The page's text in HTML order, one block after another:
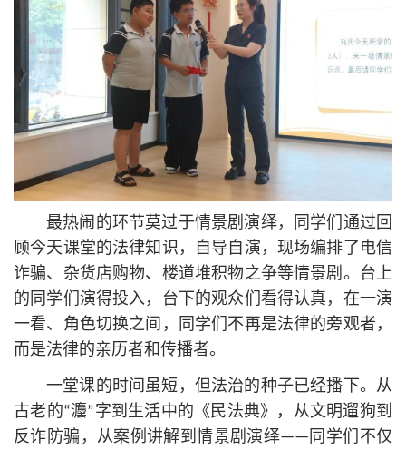
最热闹的环节莫过于情景剧演绎，同学们通过回
顾今天课堂的法律知识，自导自演，现场编排了电信
诈骗、杂货店购物、楼道堆积物之争等情景剧。台上
的同学们演得投入，台下的观众们看得认真，在一演
一看、角色切换之间，同学们不再是法律的旁观者，
而是法律的亲历者和传播者。
一堂课的时间虽短，但法治的种子已经播下。从
古老的“灋”字到生活中的《民法典》，从文明遛狗到
反诈防骗，从案例讲解到情景剧演绎——同学们不仅